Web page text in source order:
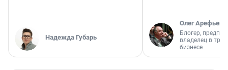
Надежда Губарь
Олег Арефьев
Блогер,
владелец в
бизнесе